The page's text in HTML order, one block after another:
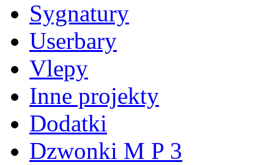
Sygnatury
Userbary
Vlepy
Inne projekty
Dodatki
Dzwonki M P 3